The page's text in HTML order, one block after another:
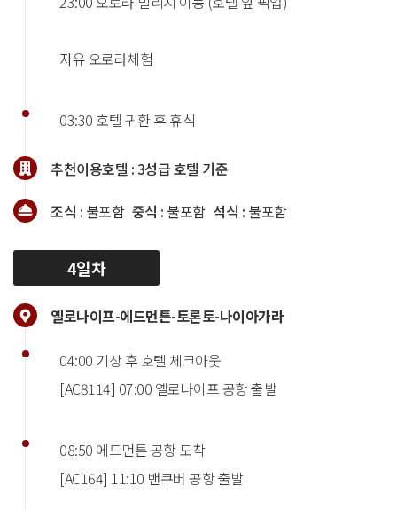
자유 오로라체험
03:30 호텔 귀환 후 휴식
추천이용호텔 :3성급 호텔 기준
조식 : 불포함 중식 : 불포함 석식 : 불포함
4일차
옐로나이프-에드먼튼-토론토-나이아가라
04:00 기상 후 호텔 체크아웃
[AC8114] 07:00 옐로나이프 공항 출발
08:50 에드먼튼 공항 도착
[AC164] 11:10 밴쿠버 공항 출발